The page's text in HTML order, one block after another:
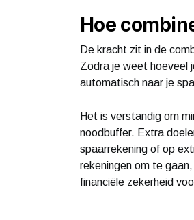
Hoe
De kracht zit in de
Zodra je weet hoeveel
automatisch naar je
Het is verstandig om
noodbuffer. Extra
spaarrekening of op
rekeningen om te
financiële zekerheid